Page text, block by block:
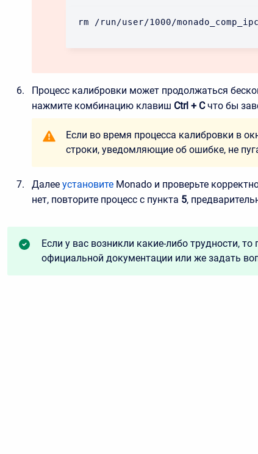
rm /run/user/1000/monado_comp_ipc
Процесс калибровки может продолжаться
нажмите комбинацию клавиш Ctrl + Cчто бы
Если во время процесса калибровки в
строки, уведомляющие об ошибке, не
Далее установите Monado и проверьте
нет, повторите процесс с пункта 5,
Если у вас возникли какие-либо трудности,
официальной документации или же задать